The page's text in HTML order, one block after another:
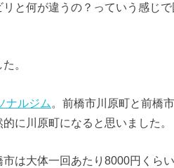
と何が違うの？っていう感じで
。
ナルジム 。前橋市川原町と前橋
に川原町になると思いました。
は大体一回あたり8000円くら